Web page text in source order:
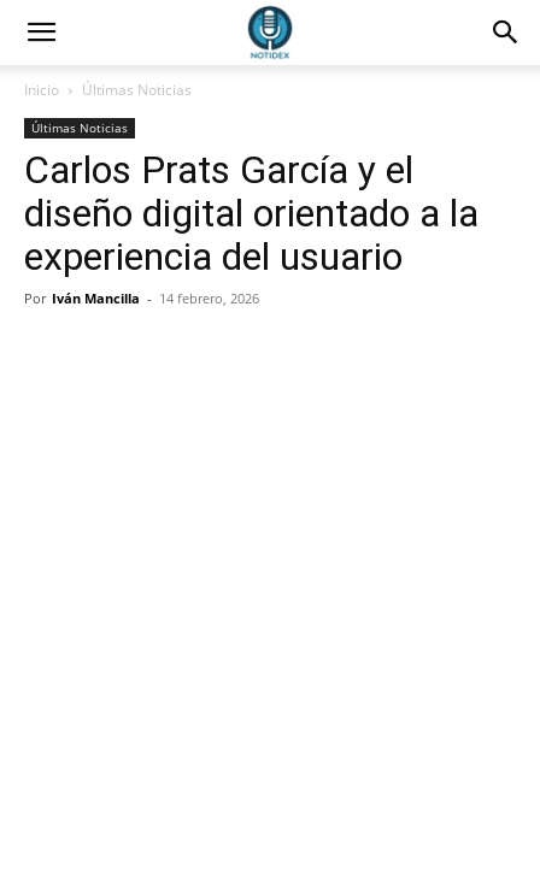
Inicio Últimas Noticias
Últimas Noticias
Carlos Prats García y el
diseño digital orientado a la
experiencia del usuario
Por Iván Mancilla - 14 febrero, 2026